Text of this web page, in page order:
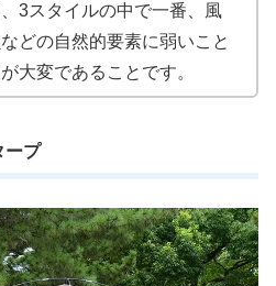
3スタイルの中で一番、風
どの自然的要素に弱いこと
大変であることです。
ープ